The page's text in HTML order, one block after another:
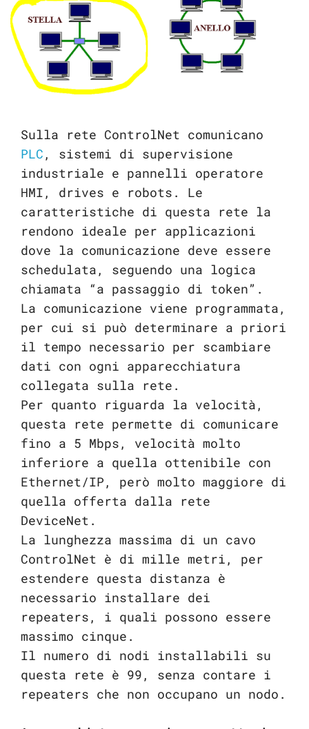
Sulla rete ControlNet comunicano
PLC, sistemi di supervisione
industriale e pannelli operatore
HMI, drives e robots. Le
caratteristiche di questa rete la
rendono ideale per applicazioni
dove la comunicazione deve essere
schedulata, seguendo una logica
chiamata “a passaggio di token”.
La comunicazione viene programmata,
per cui si può determinare a priori
il tempo necessario per scambiare
dati con ogni apparecchiatura
collegata sulla rete.
Per quanto riguarda la velocità,
questa rete permette di comunicare
fino a 5 Mbps, velocità molto
inferiore a quella ottenibile con
Ethernet/IP, però molto maggiore di
quella offerta dalla rete
DeviceNet.
La lunghezza massima di un cavo
ControlNet è di mille metri, per
estendere questa distanza è
necessario installare dei
repeaters, i quali possono essere
massimo cinque.
Il numero di nodi installabili su
questa rete è 99, senza contare i
repeaters che non occupano un nodo.